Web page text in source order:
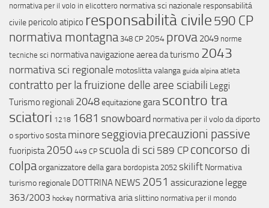
normativa per il volo in elicottero normativa sci nazionale responsabilitá
civile pericolo atipico responsabilità civile590 CP
normativa montagna 348 CP 2054 prova 2049 norme
tecniche sci normativa navigazione aerea da turismo 2043
normativa sci regionale motoslittavalanga guida alpina atleta
contratto per la fruizione delle aree sciabili Leggi
Turismo regionali 2048equitazione gara scontro tra
sciatori 1218 1681 snowboard normativa per il volo da diporto
o sportivososta minoreseggioviaprecauzioni passive
fuoripista 2050 449 CP scuola di sci 589 CP concorso di
colpaorganizzatore della gara bordopista 2052 skilift Normativa
turismo regionale DOTTRINA NEWS 2051 assicurazione legge
363/2003 hockey normativa ariaslittino normativa per il mondo